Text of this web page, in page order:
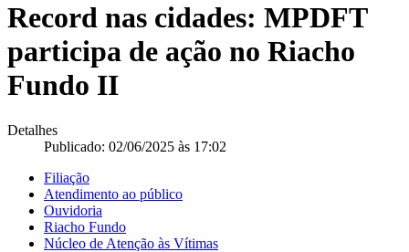
Record nas cidades: MPDFT
participa de ação no Riacho
Fundo II
Detalhes
Publicado: 02/06/2025 às 17:02
Filiação
Atendimento ao público
Ouvidoria
Riacho Fundo
Núcleo de Atenção às Vítimas